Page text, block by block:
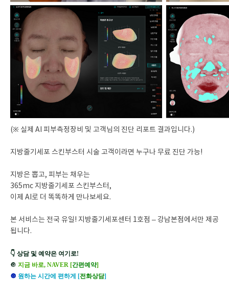
(※ 실제 AI 피부측정장비 및 고객님의 진단 리포트 결과입니다.)
지방줄기세포 스킨부스터 시술 고객이라면 누구나 무료 진단 가능!
지방은 뽑고, 피부는 채우는
365mc 지방줄기세포 스킨부스터,
이제 AI로 더 똑똑하게 만나보세요.
본 서비스는 전국 유일! 지방줄기세포센터 1호점 – 강남본점에서만 제공
됩니다.
👇 상담 및 예약은 여기로!
🔘 지금 바로, NAVER [간편예약]
🔘 원하는 시간에 편하게 [전화상담]